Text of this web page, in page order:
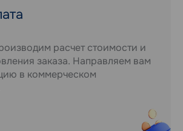
расчет стоимости и
заказа. Направляем вам
в коммерческом